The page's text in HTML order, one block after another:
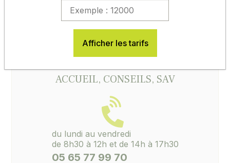
Pour nos semences certifiées, il est indispensable
de conserver l'étiquette de certification avec le
numéro de lot. Sans ces éléments, aucune
ACCUEIL, CONSEILS, SAV
du lundi au vendredi
de 8h30 à 12h et de 14h à 17h30
05 65 77 99 70
Afficher les tarifs